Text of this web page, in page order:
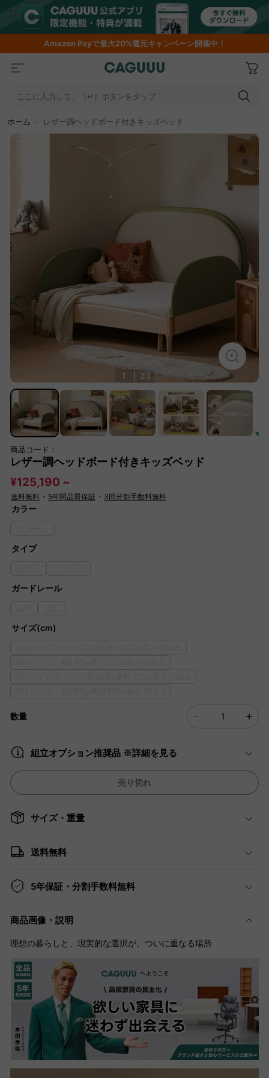
AmazonPayで最大20%還元キャンペーン開催中！
ここに入力して、［↵］ボタンをタップ
ホーム レザー調ヘッドボード付きキッズベッド
1 23
商品コード：
レザー調ヘッドボード付きキッズベッド
¥125,190 ~
送料無料 ・ 5年間品質保証 ・ 3回分割手数料無料
カラー
タイプ
ガードレール
サイズ(cm)
数量
組立オプション推奨品 ※詳細を見る
売り切れ
サイズ・重量
送料無料
5年保証・分割手数料無料
商品画像・説明
理想の暮らしと、現実的な選択が、ついに重なる場所